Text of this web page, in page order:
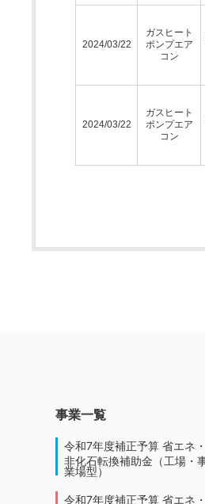
2024/03/22
ガスヒート
ポンプエア
コン
2024/03/22
ガスヒート
ポンプエア
コン
事業一覧
令和7年度補正予算 省エネ・
非化石転換補助金（工場・
業場型）
令和7年度補正予算 省エネ・